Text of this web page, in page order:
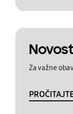
Za važne